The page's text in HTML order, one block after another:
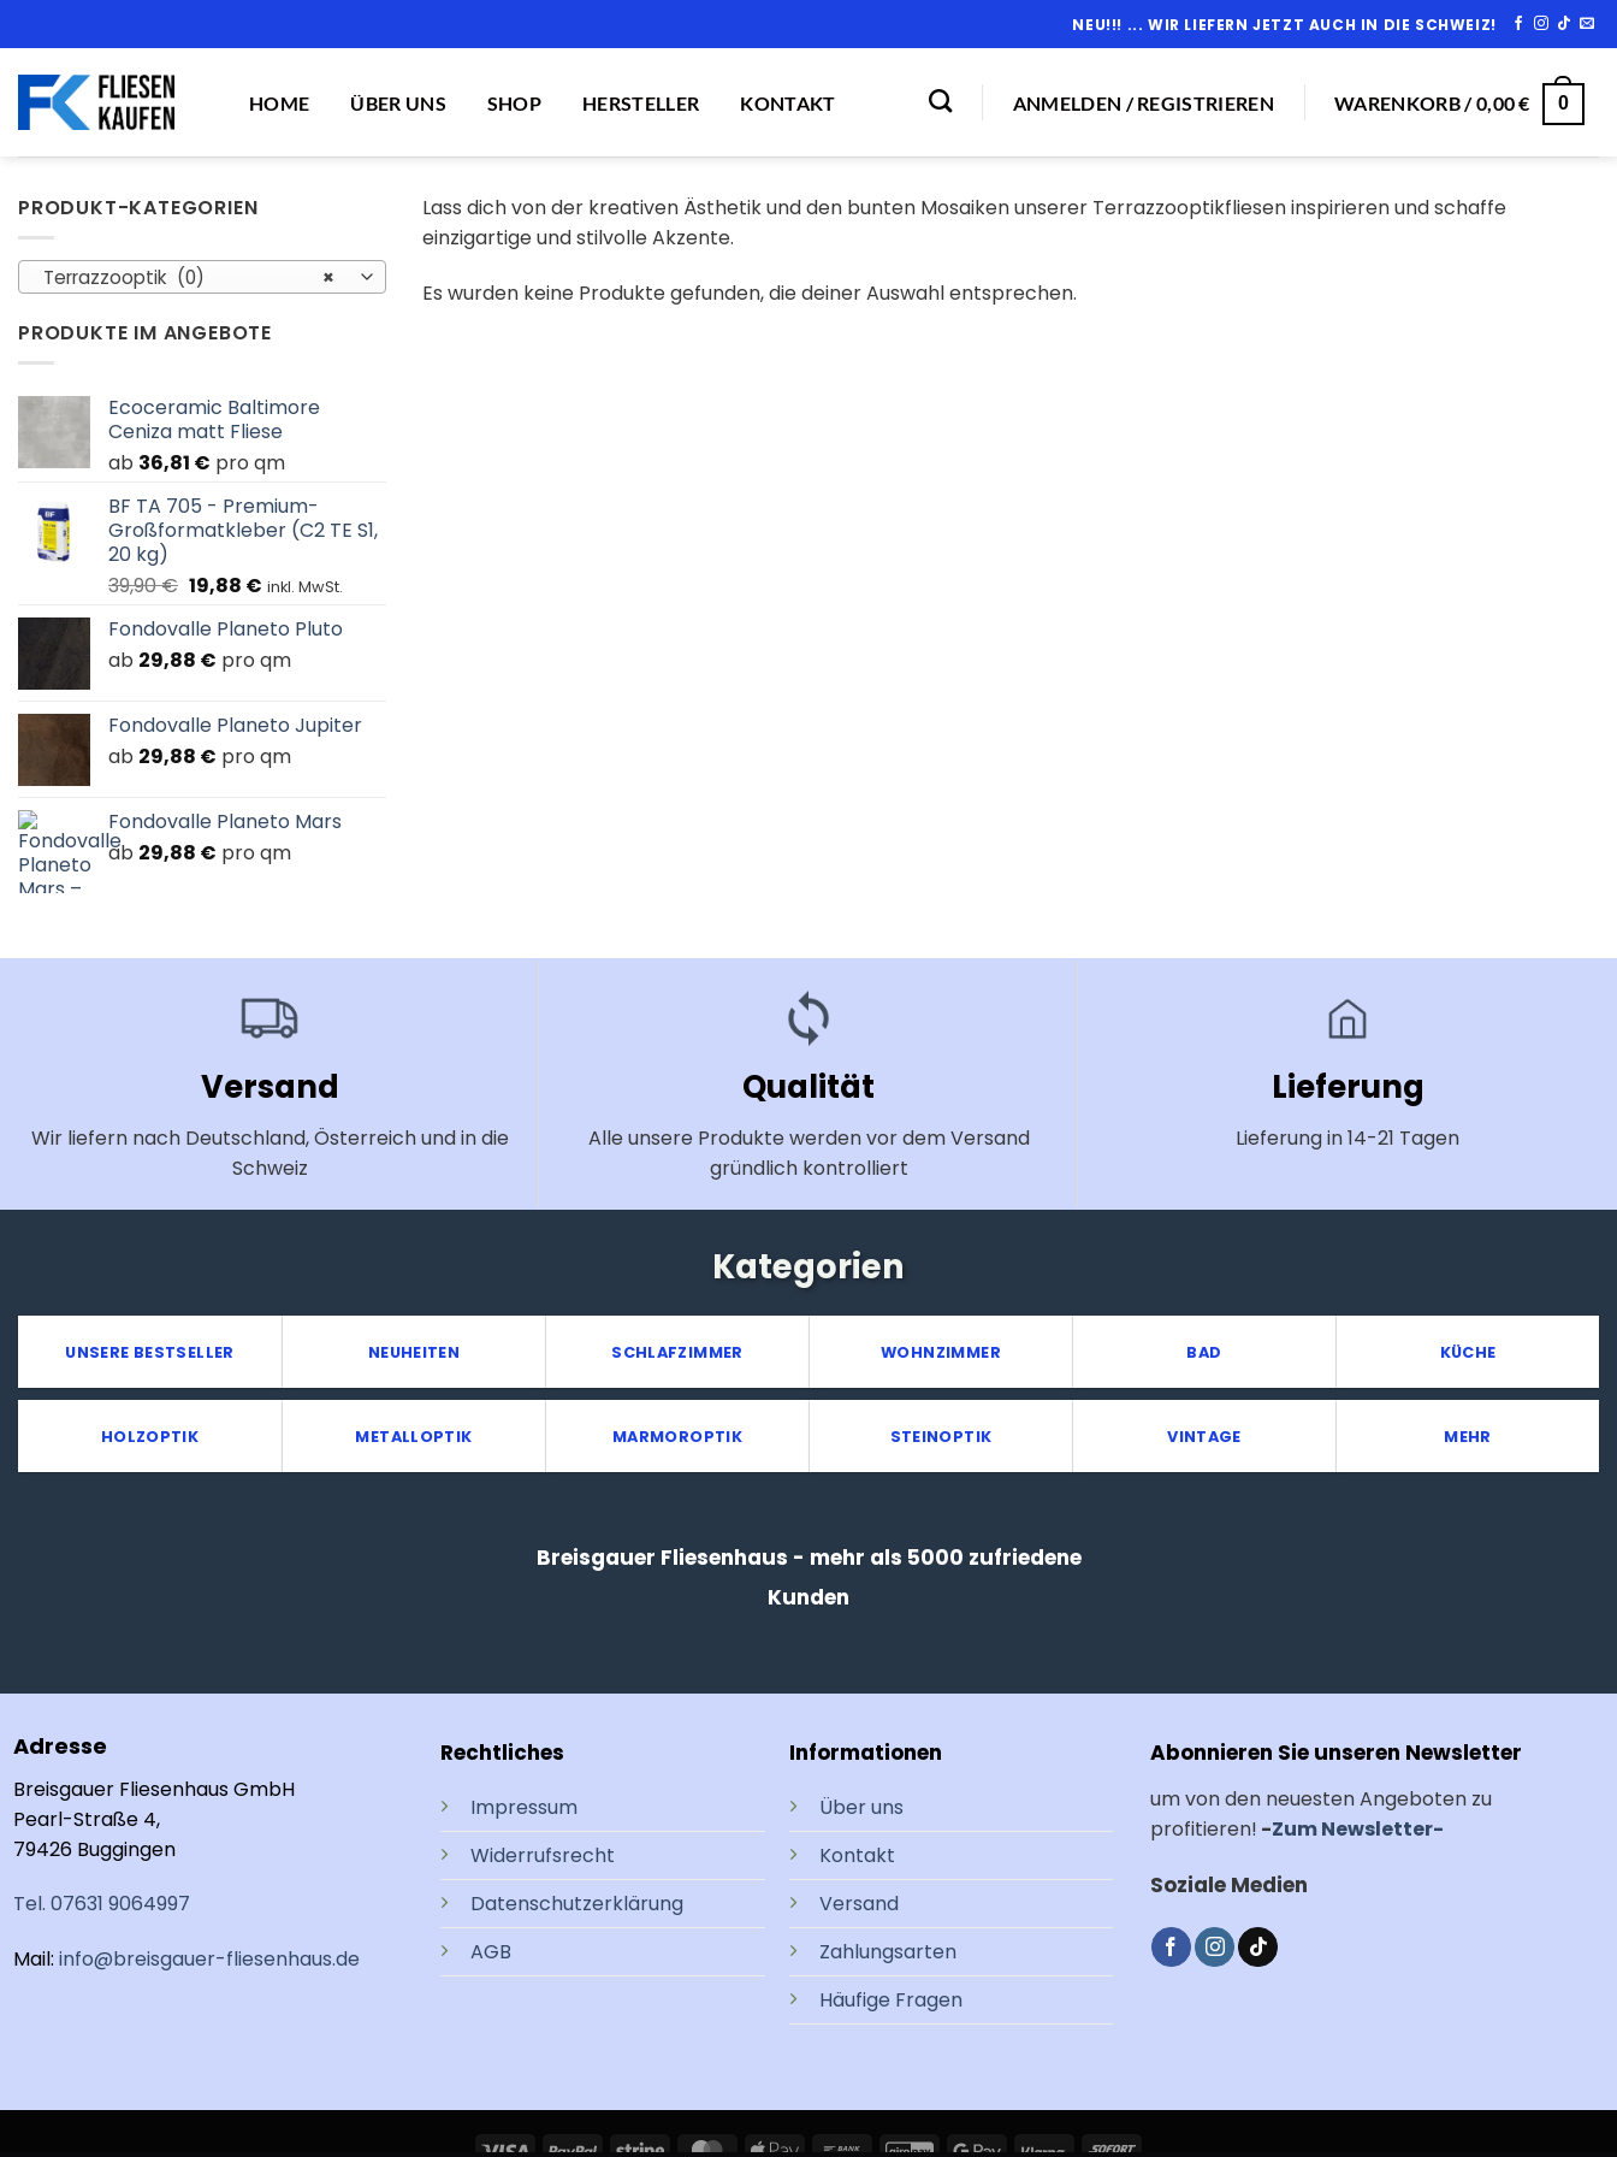
Inhalt
springen
NEU!!! ... WIR LIEFERN JETZT AUCH IN DIE SCHWEIZ!
HOME ÜBER UNS SHOP HERSTELLER KONTAKT ANMELDEN / REGISTRIEREN WARENKORB /0,00€ 0
PRODUKT-KATEGORIEN
×
Terrazzooptik (0)
PRODUKTE IM ANGEBOTE
Ecoceramic Baltimore
Ceniza matt Fliese
ab 36,81 € pro qm
BF TA 705 - Premium-
Großformatkleber (C2 TE S1,
20 kg)
39,90€ Ursprünglicher
war:
39,90 €
19,88 €Aktueller
ist:
19,88 €.
inkl. MwSt.
Fondovalle Planeto Pluto
ab 29,88 € pro qm
Fondovalle Planeto Jupiter
ab 29,88 € pro qm
Fondovalle Planeto Mars
ab 29,88 € pro qm
Lass dich von der kreativen Ästhetik und den bunten Mosaiken unserer Terrazzooptikfliesen inspirieren und schaffe
einzigartige und stilvolle Akzente.
Es wurden keine Produkte gefunden, die deiner Auswahl entsprechen.
Versand
Wir liefern nach Deutschland, Österreich und in die
Schweiz
Qualität
Alle unsere Produkte werden vor dem Versand
gründlich kontrolliert
Lieferung
Lieferung in 14-21 Tagen
Kategorien
UNSERE BESTSELLER NEUHEITEN SCHLAFZIMMER WOHNZIMMER BAD KÜCHE
HOLZOPTIK METALLOPTIK MARMOROPTIK STEINOPTIK VINTAGE MEHR
Breisgauer Fliesenhaus - mehr als 5000 zufriedene
Kunden
Adresse
Breisgauer Fliesenhaus GmbH
Pearl-Straße 4,
79426 Buggingen
Tel. 07631 9064997
Mail: info@breisgauer-fliesenhaus.de
Rechtliches
Impressum
Widerrufsrecht
Datenschutzerklärung
AGB
Informationen
Über uns
Kontakt
Versand
Zahlungsarten
Häufige Fragen
Abonnieren Sie unseren Newsletter
um von den neuesten Angeboten zu
profitieren! -Zum Newsletter-
Soziale Medien
Visa PayPal Stripe MasterCard
Apple Bank GiroPayGoogle Klarna Sofort